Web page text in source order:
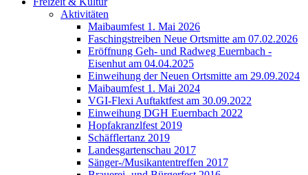
Aktivitäten
Maibaumfest 1. Mai 2026
Faschingstreiben Neue Ortsmitte am 07.02.2026
Eröffnung Geh- und Radweg Euernbach -
Eisenhut am 04.04.2025
Einweihung der Neuen Ortsmitte am 29.09.2024
Maibaumfest 1. Mai 2024
VGI-Flexi Auftaktfest am 30.09.2022
Einweihung DGH Euernbach 2022
Hopfakranzlfest 2019
Schäfflertanz 2019
Landesgartenschau 2017
Sänger-/Musikantentreffen 2017